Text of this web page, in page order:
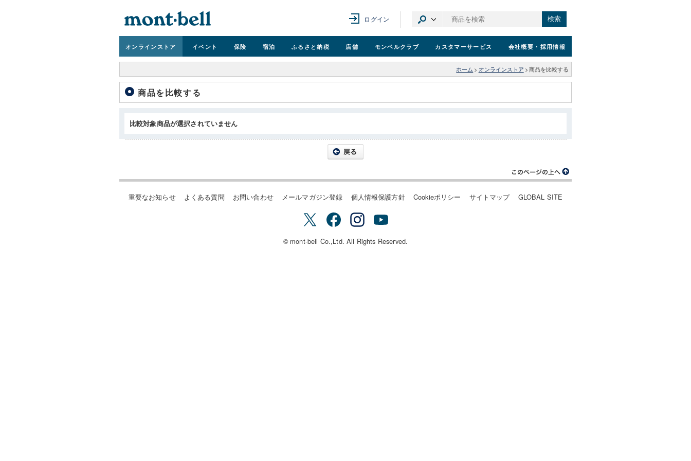
ログイン 検索
オンラインストア イベント 保険 宿泊 ふるさと納税 店舗 モンベルクラブ カスタマーサービス 会社概要 ・採用情報
ホーム > オンラインストア > 商品を比較する
商品を比較する
比較対象商品が選択されていません
重要なお知らせ よくある質問 お問い合わせ メールマガジン登録 個人情報保護方針 Cookieポリシー サイトマップ GLOBAL SITE
© mont-bell Co.,Ltd. All Rights Reserved.